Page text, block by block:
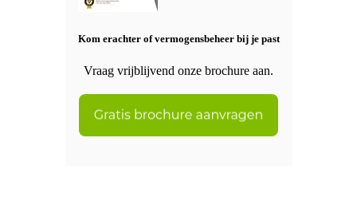
Kom erachter of vermogensbeheer bij je past
Vraag vrijblijvend onze brochure aan.